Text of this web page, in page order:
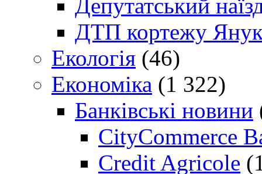
Депутатський
ДТП кортежу
Екологія (46)
Економіка (1 322)
Банківські новини
CityCommerce
Credit Agricole